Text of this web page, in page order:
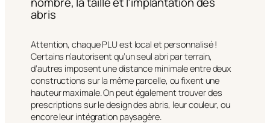
abris
Attention, chaque PLU est local et personnalisé !
Certains n’autorisent qu’un seul abri par terrain,
d’autres imposent une distance minimale entre deux
constructions sur la même parcelle, ou fixent une
hauteur maximale. On peut également trouver des
prescriptions sur le design des abris, leur couleur, ou
encore leur intégration paysagère.